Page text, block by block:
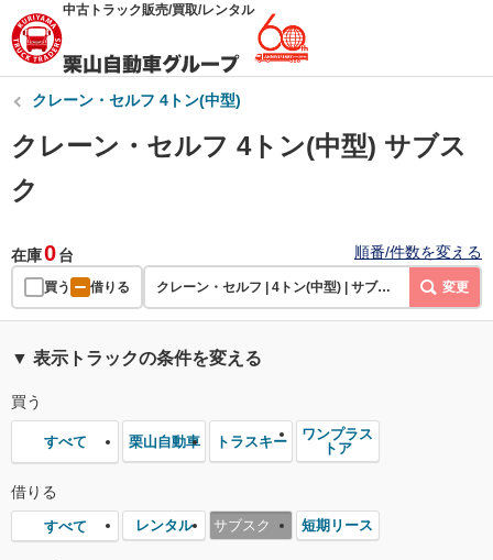
中古トラック販売/買取/レンタル
クレーン・セルフ 4トン(中型)
クレーン・セルフ 4トン(中型) サブス
ク
在庫0台 順番/件数を変える
買う 借りる クレーン・セルフ | 4トン(中型) | サブスク 変更
▼ 表示トラックの条件を変える
買う
すべて 栗山自動車 トラスキー
ワンプラス
トア
借りる
すべて レンタル サブスク 短期リース